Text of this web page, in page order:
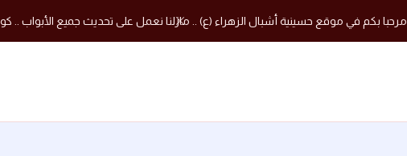
مرحبا بكم في موقع حسينية أشبال الزهراء (ع) .. مازلنا نعمل على تحديث جميع الأبواب ..